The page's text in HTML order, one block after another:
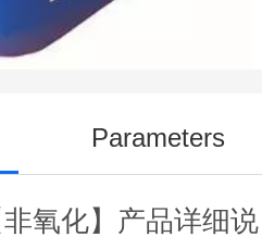
Parameters
氧化】产品详细说